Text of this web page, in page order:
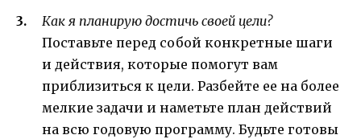
Как я планирую достичь своей цели?
Поставьте перед собой конкретные шаги
и действия, которые помогут вам
приблизиться к цели. Разбейте ее на более
мелкие задачи и наметьте план действий
на всю годовую программу. Будьте готовы